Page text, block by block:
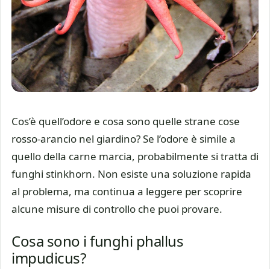
Cos’è quell’odore e cosa sono quelle strane cose
rosso-arancio nel giardino? Se l’odore è simile a
quello della carne marcia, probabilmente si tratta di
funghi stinkhorn. Non esiste una soluzione rapida
al problema, ma continua a leggere per scoprire
alcune misure di controllo che puoi provare.
Cosa sono i funghi phallus
impudicus?